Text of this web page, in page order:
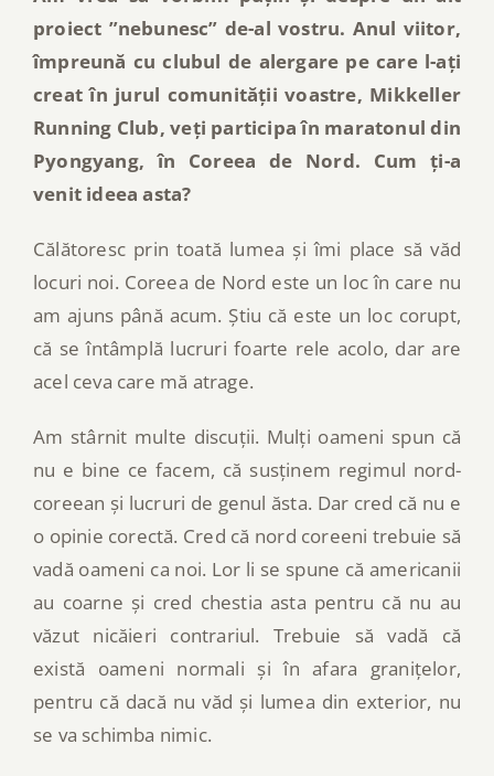
proiect ”nebunesc” de-al vostru. Anul viitor,
împreună cu clubul de alergare pe care l-ați
creat în jurul comunității voastre, Mikkeller
Running Club, veți participa în maratonul din
Pyongyang, în Coreea de Nord. Cum ți-a
venit ideea asta?
Călătoresc prin toată lumea și îmi place să văd
locuri noi. Coreea de Nord este un loc în care nu
am ajuns până acum. Știu că este un loc corupt,
că se întâmplă lucruri foarte rele acolo, dar are
acel ceva care mă atrage.
Am stârnit multe discuții. Mulți oameni spun că
nu e bine ce facem, că susținem regimul nord-
coreean și lucruri de genul ăsta. Dar cred că nu e
o opinie corectă. Cred că nord coreeni trebuie să
vadă oameni ca noi. Lor li se spune că americanii
au coarne și cred chestia asta pentru că nu au
văzut nicăieri contrariul. Trebuie să vadă că
există oameni normali și în afara granițelor,
pentru că dacă nu văd și lumea din exterior, nu
se va schimba nimic.